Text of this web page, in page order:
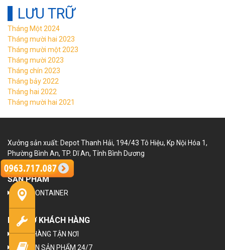
LƯU TRỮ
Tháng Một 2024
Tháng mười hai 2023
Tháng mười một 2023
Tháng mười 2023
Tháng chín 2023
Tháng bảy 2022
Tháng hai 2022
Tháng mười hai 2021
Xưởng sản xuất: Depot Thanh Hải, 194/43 Tô Hiệu, Kp Nội Hóa 1,
Phường Bình An, TP. Dĩ An, Tỉnh Bình Dương
SẢN PHẨM
NHÀ CONTAINER
HỖ TRỢ KHÁCH HÀNG
GIAO HÀNG TẬN NƠI
TƯ VẤN SẢN PHẨM 24/7